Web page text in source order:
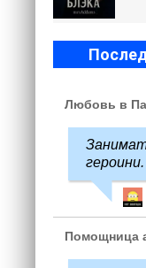
Любовь в
героини.
Помощница